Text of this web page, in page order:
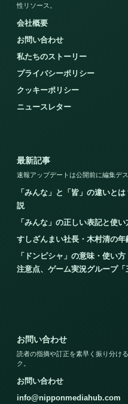
性リソース。
会社概要
お問い合わせ
私たちのストーリー
プライバシーポリシー
クッキーポリシー
ニュースレター
最新記事
速報アップデートは公開前に編集デ
「みんな」と「皆」の違いと
説
「みんな」の正しい表記と使
すしざんまい社長・木村清の
「ドンピシャ」の意味・使い
注意点、ゲーム実況グループ
お問い合わせ
読者の指摘や訂正を素早く振り分け
ク。
お問い合わせ
info@nipponmediahub.com